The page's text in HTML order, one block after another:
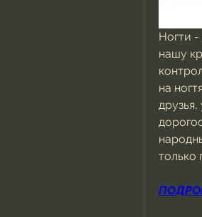
Ногти
нашу
на
только